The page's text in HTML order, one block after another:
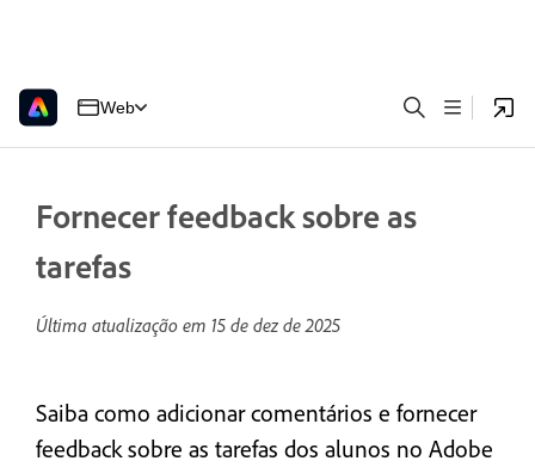
Web
Fornecer feedback sobre as
tarefas
Última atualização em 15 de dez de 2025
Saiba como adicionar comentários e fornecer
feedback sobre as tarefas dos alunos no Adobe